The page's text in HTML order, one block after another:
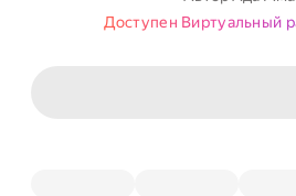
Доступен Виртуальный